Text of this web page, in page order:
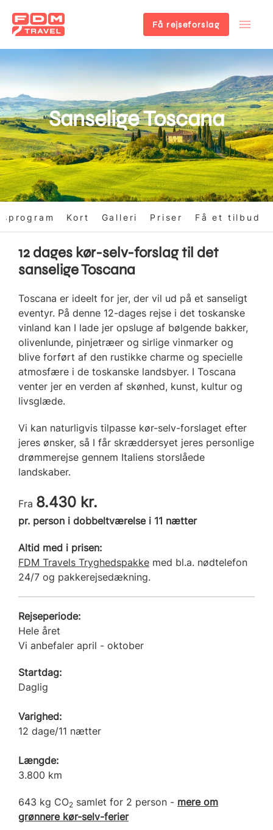
til
Få rejseforslag
Sanselige Toscana
Kort Galleri Priser Få et tilbud
12 dages kør-selv-forslag til det
sanselige Toscana
Toscana er ideelt for jer, der vil ud på et sanseligt
eventyr. På denne 12-dages rejse i det toskanske
vinland kan I lade jer opsluge af bølgende bakker,
olivenlunde, pinjetræer og sirlige vinmarker og
blive forført af den rustikke charme og specielle
atmosfære i de toskanske landsbyer. I Toscana
venter jer en verden af skønhed, kunst, kultur og
livsglæde.
Vi kan naturligvis tilpasse kør-selv-forslaget efter
jeres ønsker, så I får skræddersyet jeres personlige
drømmerejse gennem Italiens storslåede
landskaber.
Fra 8.430 kr.
pr. person i dobbeltværelse i 11 nætter
Altid med i prisen:
FDM Travels Tryghedspakke med bl.a. nødtelefon
24/7 og pakkerejsedækning.
Rejseperiode:
Hele året
Vi anbefaler april - oktober
Startdag:
Daglig
Varighed:
12 dage/11 nætter
Længde:
3.800 km
643 kg CO2 samlet for 2 person - mere om
grønnere kør-selv-ferier